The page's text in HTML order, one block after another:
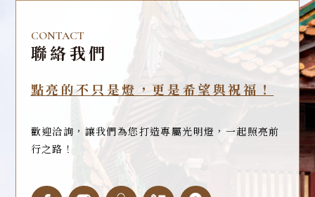
CONTACT
聯絡我們
點亮的不只是燈，更是希望與祝福！
歡迎洽詢，讓我們為您打造專屬光明燈，一起照亮前
行之路！